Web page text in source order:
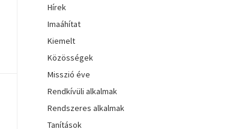
Hírek
Imaáhítat
Kiemelt
Közösségek
Misszió éve
Rendkívüli alkalmak
Rendszeres alkalmak
Tanítások